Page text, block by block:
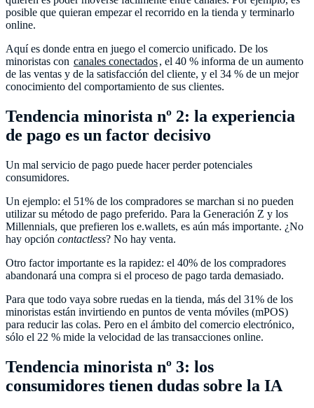
posible que quieran empezar el recorrido en la tienda y terminarlo
online.
Aquí es donde entra en juego el comercio unificado. De los
minoristas con canales conectados, el 40 % informa de un aumento
de las ventas y de la satisfacción del cliente, y el 34 % de un mejor
conocimiento del comportamiento de sus clientes.
Tendencia minorista nº 2: la experiencia
de pago es un factor decisivo
Un mal servicio de pago puede hacer perder potenciales
consumidores.
Un ejemplo: el 51% de los compradores se marchan si no pueden
utilizar su método de pago preferido. Para la Generación Z y los
Millennials, que prefieren los e.wallets, es aún más importante. ¿No
hay opción contactless? No hay venta.
Otro factor importante es la rapidez: el 40% de los compradores
abandonará una compra si el proceso de pago tarda demasiado.
Para que todo vaya sobre ruedas en la tienda, más del 31% de los
minoristas están invirtiendo en puntos de venta móviles (mPOS)
para reducir las colas. Pero en el ámbito del comercio electrónico,
sólo el 22 % mide la velocidad de las transacciones online.
Tendencia minorista nº 3: los
consumidores tienen dudas sobre la IA